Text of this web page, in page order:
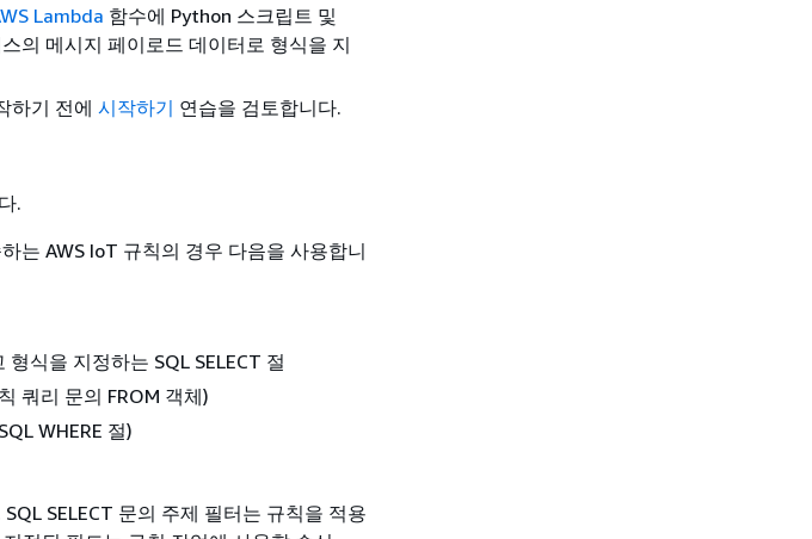
Lambda 함수에 Python 스크립트 및
의 메시지 페이로드 데이터로 형식을 지
하기 전에 시작하기 연습을 검토합니다.
.
는 AWS IoT 규칙의 경우 다음을 사용합니
식을 지정하는 SQL SELECT 절
쿼리 문의 FROM 객체)
WHERE 절)
SELECT 문의 주제 필터는 규칙을 적용